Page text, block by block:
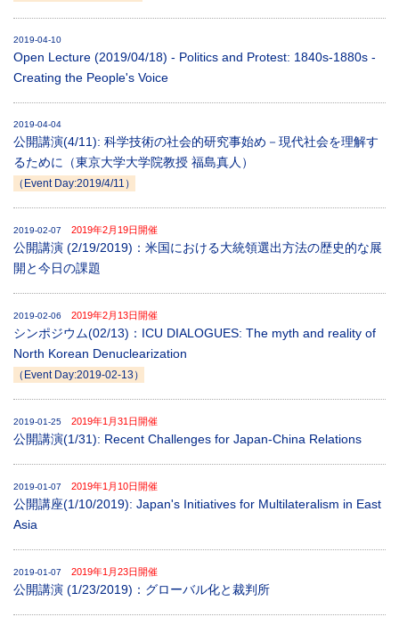
2019-04-10
Open Lecture (2019/04/18) - Politics and Protest: 1840s-1880s -
Creating the People's Voice
2019-04-04
公開講演(4/11): 科学技術の社会的研究事始め－現代社会を理解す
るために（東京大学大学院教授 福島真人）
（Event Day:2019/4/11）
2019-02-07 2019年2月19日開催
公開講演 (2/19/2019)：米国における大統領選出方法の歴史的な展
開と今日の課題
2019-02-06 2019年2月13日開催
シンポジウム(02/13)：ICU DIALOGUES: The myth and reality of
North Korean Denuclearization
（Event Day:2019-02-13）
2019-01-25 2019年1月31日開催
公開講演(1/31): Recent Challenges for Japan-China Relations
2019-01-07 2019年1月10日開催
公開講座(1/10/2019): Japan's Initiatives for Multilateralism in East
Asia
2019-01-07 2019年1月23日開催
公開講演 (1/23/2019)：グローバル化と裁判所